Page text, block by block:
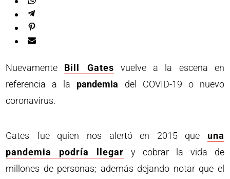
Nuevamente Bill Gates vuelve a la escena en
referencia a la pandemia del COVID-19 o nuevo
coronavirus.
Gates fue quien nos alertó en 2015 que una
pandemia podría llegar y cobrar la vida de
millones de personas; además dejando notar que el